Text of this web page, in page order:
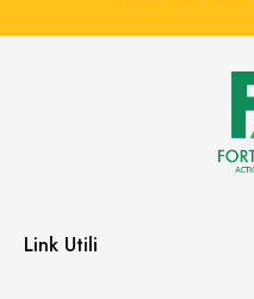
Link Utili